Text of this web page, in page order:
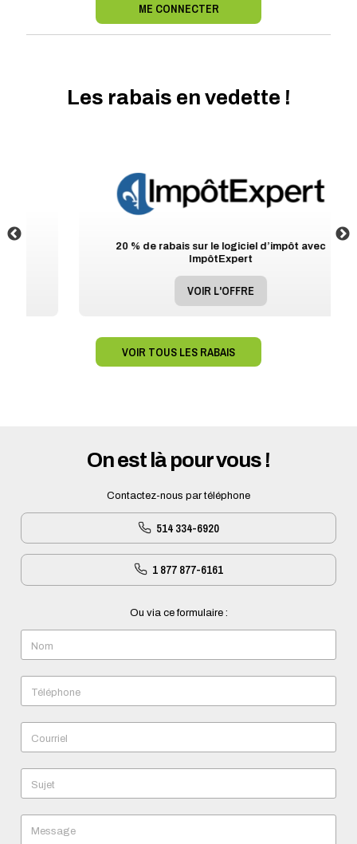
ME CONNECTER
Les rabais en vedette !
20 % de rabais sur le logiciel d’impôt avec
ImpôtExpert
VOIR L'OFFRE
VOIR TOUS LES RABAIS
On est là pour vous !
Contactez-nous par téléphone
514 334-6920
1 877 877-6161
Ou via ce formulaire :
Nom
Téléphone
Courriel
Sujet
Message